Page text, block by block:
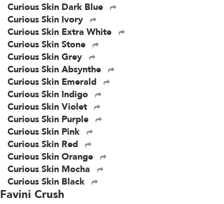
Curious Skin Dark Blue
Curious Skin Ivory
Curious Skin Extra White
Curious Skin Stone
Curious Skin Grey
Curious Skin Absynthe
Curious Skin Emerald
Curious Skin Indigo
Curious Skin Violet
Curious Skin Purple
Curious Skin Pink
Curious Skin Red
Curious Skin Orange
Curious Skin Mocha
Curious Skin Black
Favini Crush